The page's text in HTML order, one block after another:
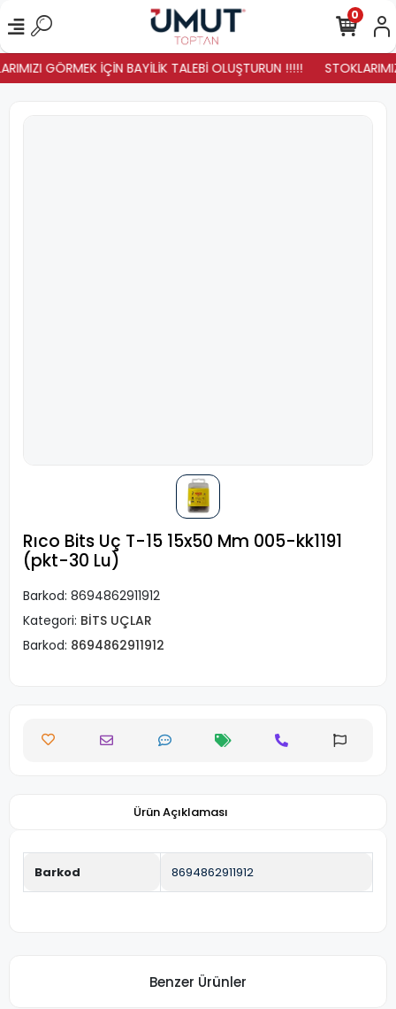
GÖRMEK İÇİN BAYİLİK TALEBİ OLUŞTURUN !!!!!
0
Rıco Bits Uç T-15 15x50 Mm 005-kk1191
(pkt-30 Lu)
Barkod: 8694862911912
Kategori: BİTS UÇLAR
Barkod: 8694862911912
Ürün Açıklaması
Barkod 8694862911912
Benzer Ürünler